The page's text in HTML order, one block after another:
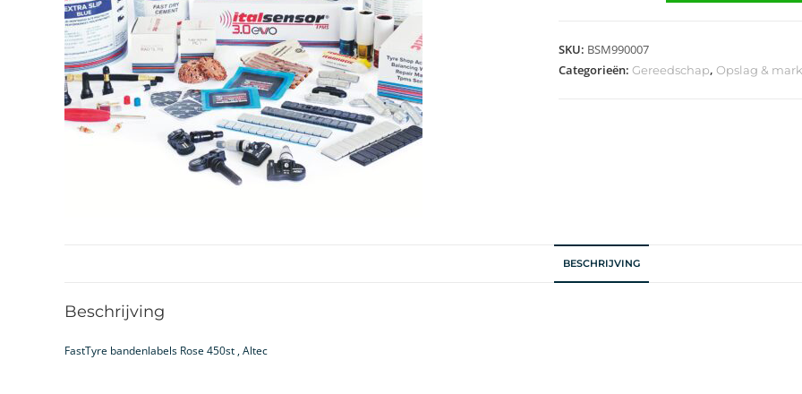
SKU: BSM990007
Categorieën: Gereedschap, Opslag &
BESCHRIJVING
Beschrijving
FastTyre bandenlabels Rose 450st , Altec